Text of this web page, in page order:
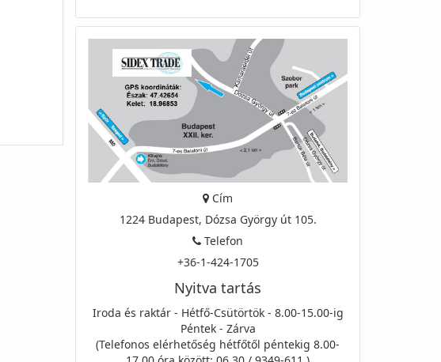
Cím
1224 Budapest, Dózsa György út 105.
Telefon
+36-1-424-1705
Nyitva tartás
Iroda és raktár - Hétfő-Csütörtök - 8.00-15.00-ig
Péntek - Zárva
(Telefonos elérhetőség hétfőtől péntekig 8.00-